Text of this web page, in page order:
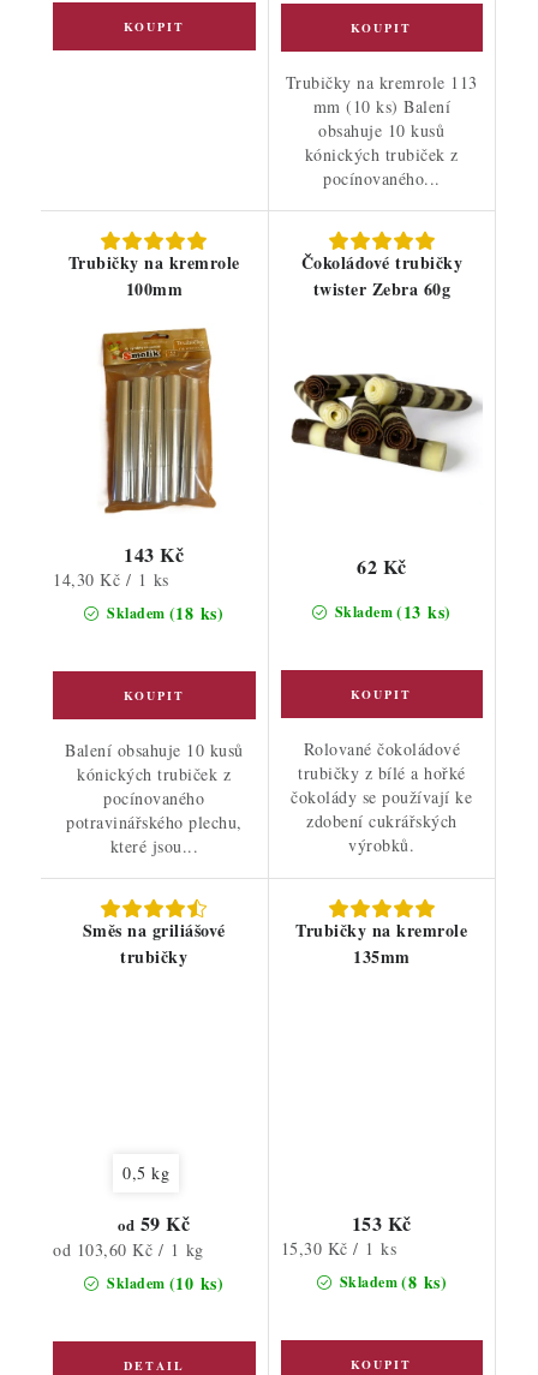
Trubičky na kremrole 113
mm (10 ks) Balení
obsahuje 10 kusů
kónických trubiček z
pocínovaného...
Trubičky na kremrole
100mm
Skladem (18 ks)
143 Kč
Měrná
cena:
14,30 Kč / 1 ks
Balení obsahuje 10 kusů
kónických trubiček z
pocínovaného
potravinářského plechu,
které jsou...
Čokoládové trubičky
twister Zebra 60g
Skladem(13 ks)
62 Kč
Rolované čokoládové
trubičky z bílé a hořké
čokolády se používají ke
zdobení cukrářských
výrobků.
Směs na griliášové
trubičky
0,5 kg
Skladem (10 ks)
od 59 Kč
Měrná
cena:
od 103,60 Kč / 1 kg
Trubičky na kremrole
135mm
Skladem(8 ks)
153 Kč
Měrná
15,30 Kč / 1 ks